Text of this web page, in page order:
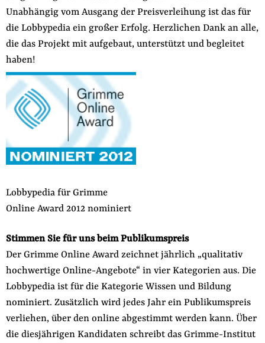
auf
der
Website
Folge Uns
FacebookMastodon
BlueskyInstagram
YoutubeLinkedIn
Feed
Unabhängig vom Ausgang der Preisverleihung ist das für
die Lobbypedia ein großer Erfolg. Herzlichen Dank an alle,
die das Projekt mit aufgebaut, unterstützt und begleitet
haben!
Lobbypedia für Grimme
Online Award 2012 nominiert
Stimmen Sie für uns beim Publikumspreis
Der Grimme Online Award zeichnet jährlich „qualitativ
hochwertige Online-Angebote“ in vier Kategorien aus. Die
Lobbypedia ist für die Kategorie Wissen und Bildung
nominiert. Zusätzlich wird jedes Jahr ein Publikumspreis
verliehen, über den online abgestimmt werden kann. Über
die diesjährigen Kandidaten schreibt das Grimme-Institut